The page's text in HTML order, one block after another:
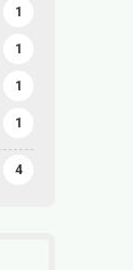
4
1
1
1
1